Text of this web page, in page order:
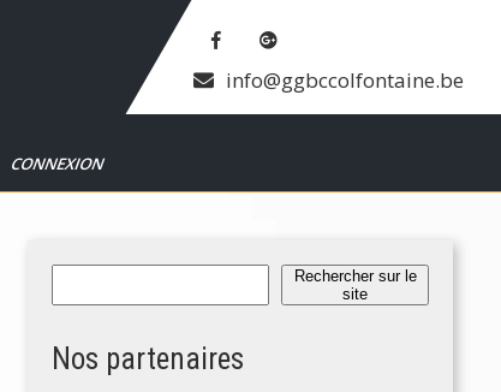
info@ggbccolfontaine.be
CONNEXION
Rechercher sur le
site
Nos partenaires